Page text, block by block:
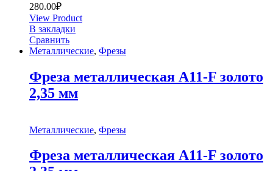
280.00₽
View Product
В закладки
Сравнить
Металлические, Фрезы
Фреза металлическая A11-F золото
2,35 мм
Металлические, Фрезы
Фреза металлическая A11-F золото